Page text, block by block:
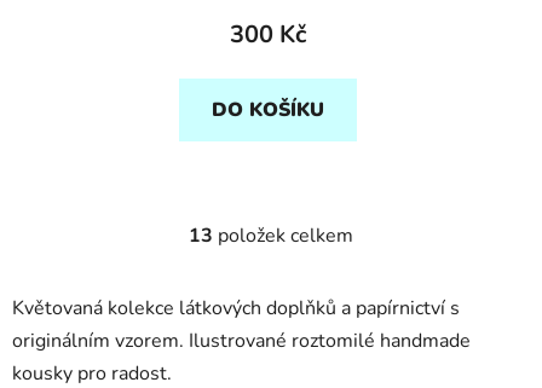
300 Kč
DO KOŠÍKU
O
l
á
d
13 položek celkem
Květovaná kolekce látkových doplňků a papírnictví s
originálním vzorem. Ilustrované roztomilé handmade
kousky pro radost.